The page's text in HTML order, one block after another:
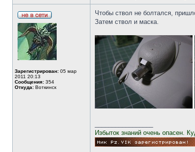
Зарегистрирован: 05 мар
2011 20:13
Сообщения: 354
Откуда: Воткинск
Чтобы ствол не болтался,
Затем ствол и маска.
Избыток знаний очень опасен.